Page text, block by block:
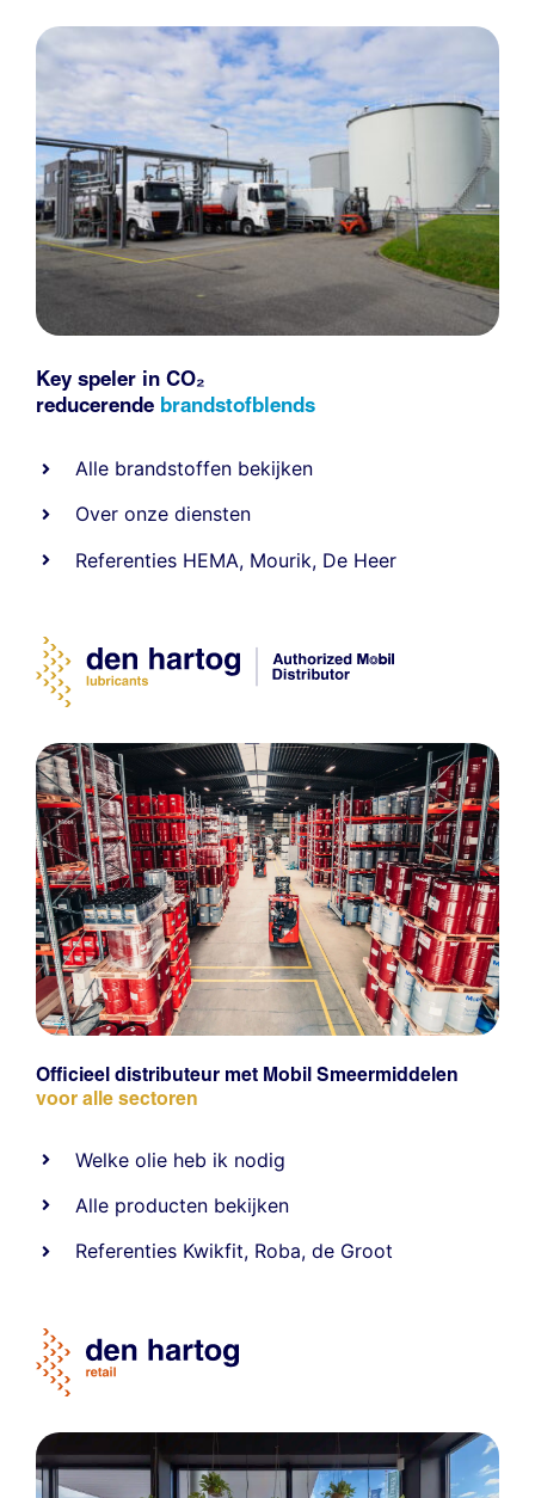
Key speler in CO₂
reducerende brandstofblends
Alle brandstoffen bekijken
Over onze diensten
Referenties HEMA, Mourik, De Heer
Officieel distributeur met Mobil Smeermiddelen
voor alle sectoren
Welke olie heb ik nodig
Alle producten bekijken
Referenties Kwikfit, Roba,de Groot